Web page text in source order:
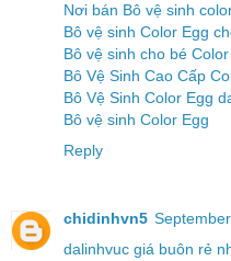
Nơi bán Bô vệ sinh
Bô vệ sinh Color Egg
Bô vệ sinh cho bé
Bô Vệ Sinh Cao Cấp
Bô Vệ Sinh Color Egg
Bô vệ sinh Color Egg
Reply
chidinhvn5
dalinhvuc giá buôn rẻ